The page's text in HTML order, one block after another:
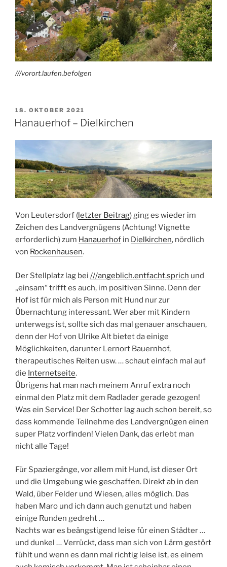
///vorort.laufen.befolgen
VERÖFFENTLICHT
AM
18. OKTOBER 2021
Hanauerhof – Dielkirchen
Von Leutersdorf ( letzter Beitrag) ging es wieder im
Zeichen des Landvergnügens (Achtung! Vignette
erforderlich) zum Hanauerhof in Dielkirchen, nördlich
von Rockenhausen.
Der Stellplatz lag bei ///angeblich.entfacht.sprich und
„einsam“ trifft es auch, im positiven Sinne. Denn der
Hof ist für mich als Person mit Hund nur zur
Übernachtung interessant. Wer aber mit Kindern
unterwegs ist, sollte sich das mal genauer anschauen,
denn der Hof von Ulrike Alt bietet da einige
Möglichkeiten, darunter Lernort Bauernhof,
therapeutisches Reiten usw. … schaut einfach mal auf
die Internetseite.
Übrigens hat man nach meinem Anruf extra noch
einmal den Platz mit dem Radlader gerade gezogen!
Was ein Service! Der Schotter lag auch schon bereit, so
dass kommende Teilnehme des Landvergnügen einen
super Platz vorfinden! Vielen Dank, das erlebt man
nicht alle Tage!
Für Spaziergänge, vor allem mit Hund, ist dieser Ort
und die Umgebung wie geschaffen. Direkt ab in den
Wald, über Felder und Wiesen, alles möglich. Das
haben Maro und ich dann auch genutzt und haben
einige Runden gedreht …
Nachts war es beängstigend leise für einen Städter …
und dunkel … Verrückt, dass man sich von Lärm gestört
fühlt und wenn es dann mal richtig leise ist, es einem